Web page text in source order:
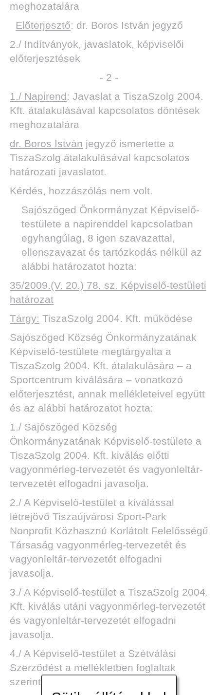
meghozatalára
Előterjesztő: dr. Boros István jegyző
2./ Indítványok, javaslatok, képviselői
előterjesztések
- 2 -
1./ Napirend: Javaslat a TiszaSzolg 2004.
Kft. átalakulásával kapcsolatos döntések
meghozatalára
dr. Boros István jegyző ismertette a
TiszaSzolg átalakulásával kapcsolatos
határozati javaslatot.
Kérdés, hozzászólás nem volt.
Sajószöged Önkormányzat Képviselő-
testülete a napirenddel kapcsolatban
egyhangúlag, 8 igen szavazattal,
ellenszavazat és tartózkodás nélkül az
alábbi határozatot hozta:
35/2009.(V. 20.) 78. sz. Képviselő-testületi
határozat
Tárgy: TiszaSzolg 2004. Kft. működése
Sajószöged Község Önkormányzatának
Képviselő-testülete megtárgyalta a
TiszaSzolg 2004. Kft. átalakulására – a
Sportcentrum kiválására – vonatkozó
előterjesztést, annak mellékleteivel együtt
és az alábbi határozatot hozta:
1./ Sajószöged Község
Önkormányzatának Képviselő-testülete a
TiszaSzolg 2004. Kft. kiválás előtti
vagyonmérleg-tervezetét és vagyonleltár-
tervezetét elfogadni javasolja.
2./ A Képviselő-testület a kiválással
létrejövő Tiszaújvárosi Sport-Park
Nonprofit Közhasznú Korlátolt Felelősségű
Társaság vagyonmérleg-tervezetét és
vagyonleltár-tervezetét elfogadni
javasolja.
3./ A Képviselő-testület a TiszaSzolg 2004.
Kft. kiválás utáni vagyonmérleg-tervezetét
és vagyonleltár-tervezetét elfogadni
javasolja.
4./ A Képviselő-testület a Szétválási
Szerződést a mellékletben foglaltak
szerint elfogadásra javasolja.